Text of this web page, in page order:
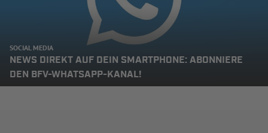
SOCIAL MEDIA
NEWS DIREKT AUF DEIN SMARTPHONE: ABONNIERE
DEN BFV-WHATSAPP-KANAL!